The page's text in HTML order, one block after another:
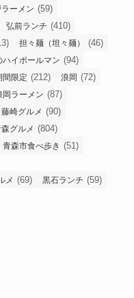
ーメン (59)
弘前ランチ (410)
担々麺（坦々麺） (46)
ハイボールマン (94)
間限定 (212) 浪岡 (72)
岡ラーメン (87)
藤崎グルメ (90)
グルメ (804)
青森市食べ歩き (51)
メ (69) 黒石ランチ (59)